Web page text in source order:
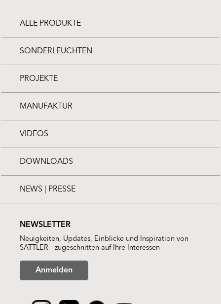
ALLE PRODUKTE
SONDERLEUCHTEN
PROJEKTE
MANUFAKTUR
VIDEOS
DOWNLOADS
NEWS | PRESSE
NEWSLETTER
Neuigkeiten, Updates, Einblicke und Inspiration von
SATTLER - zugeschnitten auf Ihre Interessen
Anmelden